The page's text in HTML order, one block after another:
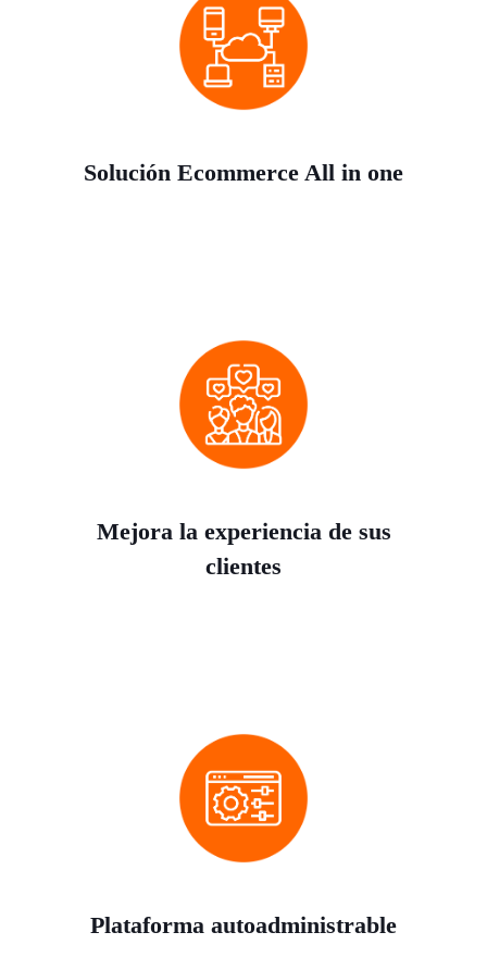
Solución Ecommerce All in one
Mejora la experiencia de sus
clientes
Plataforma autoadministrable